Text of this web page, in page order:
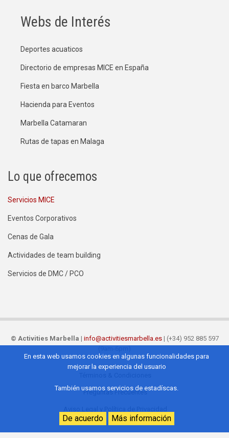
Webs de Interés
Deportes acuaticos
Directorio de empresas MICE en España
Fiesta en barco Marbella
Hacienda para Eventos
Marbella Catamaran
Rutas de tapas en Malaga
Lo que ofrecemos
Servicios MICE
Eventos Corporativos
Cenas de Gala
Actividades de team building
Servicios de DMC / PCO
© Activities Marbella | info@activitiesmarbella.es| (+34) 952 885 597
Preguntas Frecuentes
En esta web usamos cookies en algunas funcionalidades para
mejorar la experiencia del usuario
También usamos servicios de estadíscas.
De acuerdo Más información